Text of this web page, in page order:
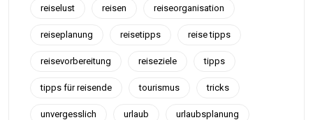
reiselust reisen reiseorganisation
reiseplanung reisetipps reise tipps
reisevorbereitung reiseziele tipps
tipps für reisende tourismus tricks
unvergesslich urlaub urlaubsplanung